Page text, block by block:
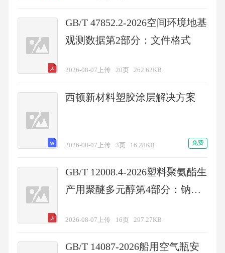
GB/T 47852.2-2026空间环境地基
观测数据第2部分：文件格式
2026-08-07上传 20页 262.62KB
西顿新材料塑胶涂层解决方案
2026-08-07上传 3页 16.28KB 免费
GB/T 12008.4-2026塑料聚氨酯生
产用聚醚多元醇第4部分：钠含
2026-08-07上传 16页 297.27KB
GB/T 14087-2026船用空气瓶安